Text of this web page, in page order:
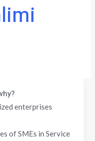
enterprises
of SMEs in Service